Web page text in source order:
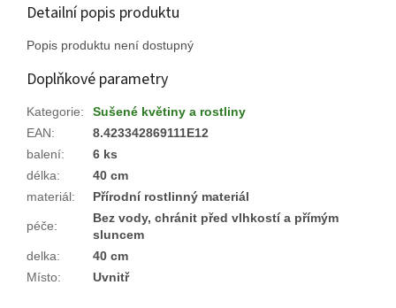
Detailní popis produktu
Popis produktu není dostupný
Doplňkové parametry
Kategorie:
Sušené květiny a rostliny
EAN:
8.423342869111E12
balení:
6 ks
délka:
40 cm
materiál: Přírodní rostlinný materiál
péče:
Bez vody, chránit před vlhkostí a přímým
sluncem
delka:
40 cm
Místo: Uvnitř